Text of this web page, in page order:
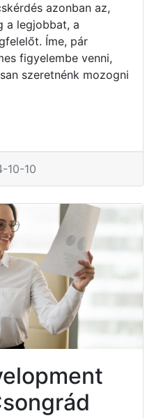
azonban az,
a legjobbat, a
Íme, pár
figyelembe venni,
szeretnénk mozogni
10-10